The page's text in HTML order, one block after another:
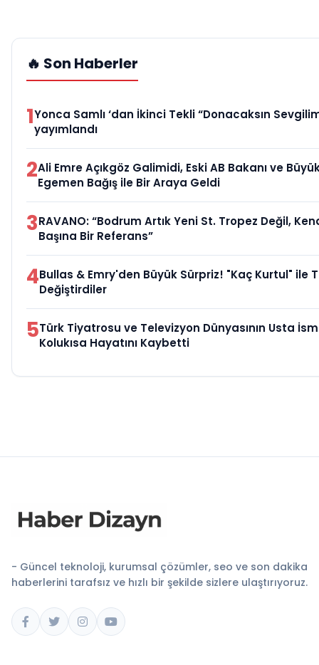
🔥 Son Haberler
1Yonca Samlı ‘dan İkinci Tekli “Donacaksın
yayımlandı
2Ali Emre Açıkgöz Galimidi, Eski AB Bakanı ve
Egemen Bağış ile Bir Araya Geldi
3RAVANO: “Bodrum Artık Yeni St. Tropez Değil,
Başına Bir Referans”
4Bullas & Emry'den Büyük Sürpriz! "Kaç Kurtul" ile
Değiştirdiler
5Türk Tiyatrosu ve Televizyon Dünyasının Usta
Kolukısa Hayatını Kaybetti
- Güncel teknoloji, kurumsal çözümler, seo ve son dakika
haberlerini tarafsız ve hızlı bir şekilde sizlere ulaştırıyoruz.